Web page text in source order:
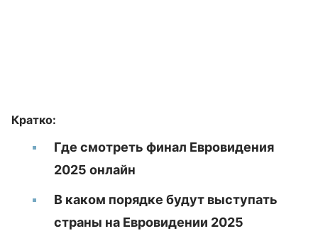
Кратко:
Где смотреть финал Евровидения
2025 онлайн
В каком порядке будут выступать
страны на Евровидении 2025